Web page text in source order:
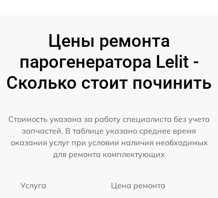
Цены ремонта
парогенератора Lelit -
Сколько стоит починить
Стоимость указана за работу специалиста без учета
запчастей. В таблице указано среднее время
оказания услуг при условии наличия необходимых
для ремонта комплектующих
Услуга Цена ремонта